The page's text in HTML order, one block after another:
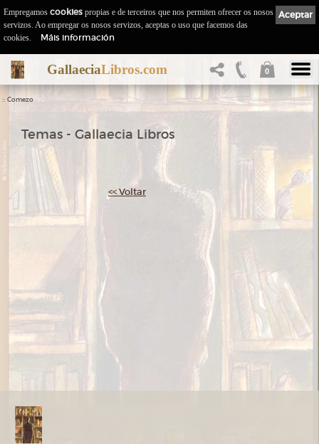
GallaeciaLibros.com 0
:: Comezo
Temas - Gallaecia Libros
<< Voltar
Aceptar
Empregamos cookies propias e de terceiros que nos permiten ofrecer os nosos
servizos. Ao empregar os nosos servizos, aceptas o uso que facemos das
cookies.
Máis información